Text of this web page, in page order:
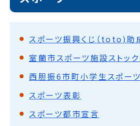
スポーツ振興くじ（toto)助
室蘭市スポーツ施設ストッ
西胆振6市町小学生スポー
スポーツ表彰
スポーツ都市宣言